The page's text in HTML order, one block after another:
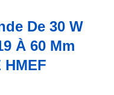
De 30 W
À 60 Mm